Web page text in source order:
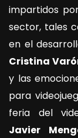
impartidos
sector, tales
en el
Cristina
y las
para
feria del
Javier